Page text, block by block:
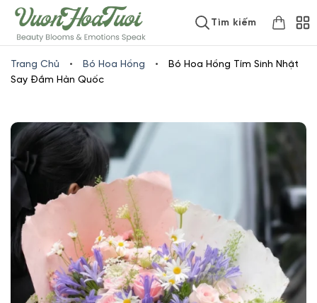
www.vuonhoatuoi.vnSkip
to
content
Tìm kiếm
Trang Chủ • Bó Hoa Hồng •
Bó Hoa Hồng Tím Sinh Nhật
Say Đắm Hàn Quốc